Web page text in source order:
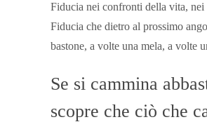
Fiducia nei confronti della vita,
Fiducia che dietro al prossimo
bastone, a volte una mela, a volte
Se si cammina
scopre che ciò che